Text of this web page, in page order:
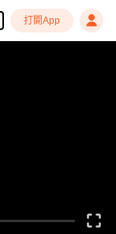
打開App